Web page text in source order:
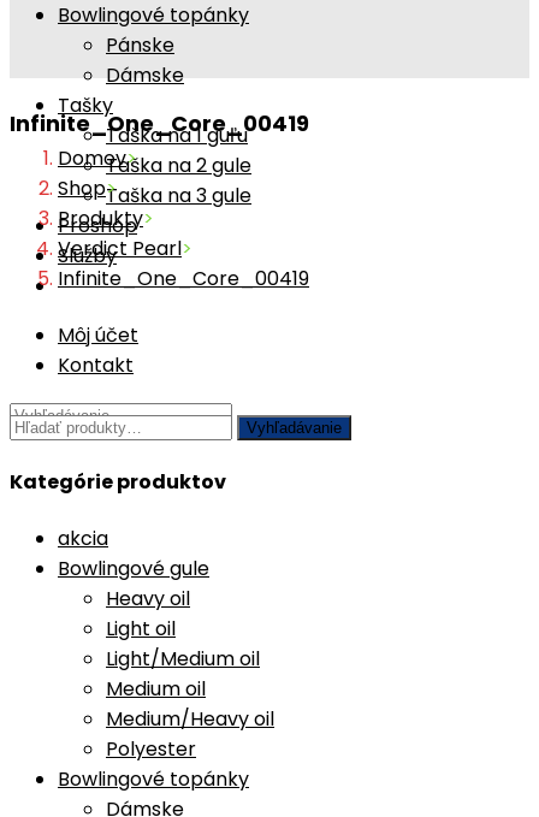
Bowlingové topánky
Pánske
Dámske
Tašky
Taška na 1 guľu
Taška na 2 gule
Taška na 3 gule
Proshop
Služby
Môj účet
Kontakt
Infinite_One_Core_00419
Domov>
Shop>
Produkty>
Verdict Pearl>
Infinite_One_Core_00419
Vyhľadávanie
Kategórie produktov
akcia
Bowlingové gule
Heavy oil
Light oil
Light/Medium oil
Medium oil
Medium/Heavy oil
Polyester
Bowlingové topánky
Dámske